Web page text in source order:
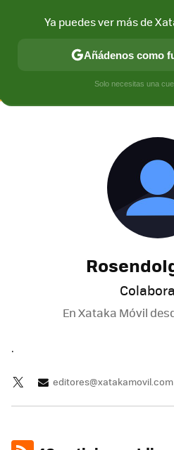
CONECTIVIDAD MÓVIL Y
En Xataka Móvil
.
editores@xatakamovil.com
Ya puedes ver más de
Añádenos como
Solo necesitas una